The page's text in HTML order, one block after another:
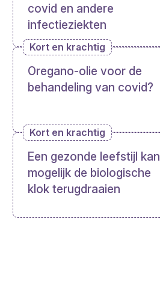
covid en andere
infectieziekten
Kort en krachtig
Oregano-olie voor de
behandeling van covid?
Kort en krachtig
Een gezonde leefstijl kan
mogelijk de biologische
klok terugdraaien